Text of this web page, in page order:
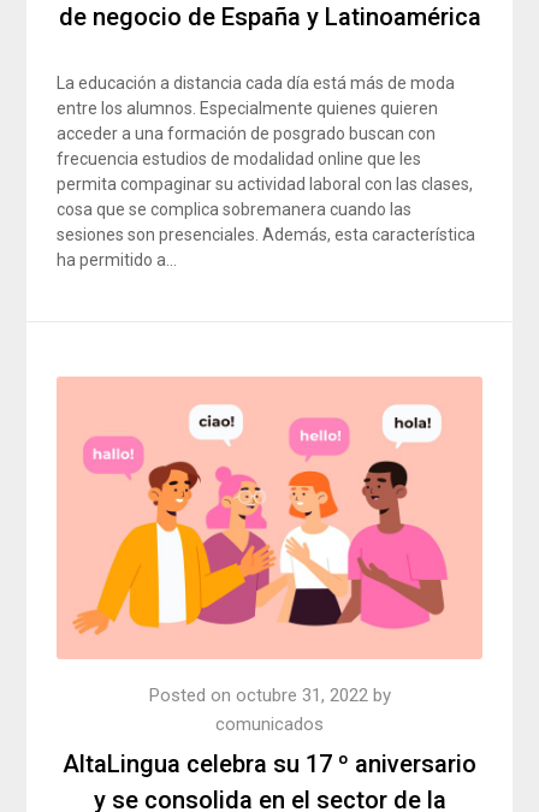
de negocio de España y Latinoamérica
La educación a distancia cada día está más de moda
entre los alumnos. Especialmente quienes quieren
acceder a una formación de posgrado buscan con
frecuencia estudios de modalidad online que les
permita compaginar su actividad laboral con las clases,
cosa que se complica sobremanera cuando las
sesiones son presenciales. Además, esta característica
ha permitido a…
AltaLingua celebra su 17 º aniversario
y se consolida en el sector de la
Posted on octubre 31, 2022by
comunicados